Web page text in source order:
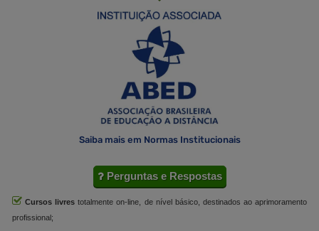
Saiba mais em Normas Institucionais
Perguntas e Respostas
Cursos livres totalmente on-line, de nível básico, destinados ao aprimoramento
profissional;